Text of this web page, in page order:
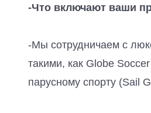
-Что включают ваши
-Мы сотрудничаем с
такими, как Globe
парусному спорту (Sail